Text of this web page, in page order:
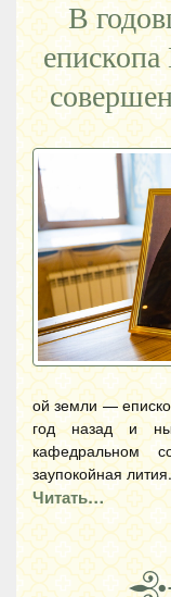
В
ой земли —
год назад и
кафедральном
заупокойная лития.
Читать…